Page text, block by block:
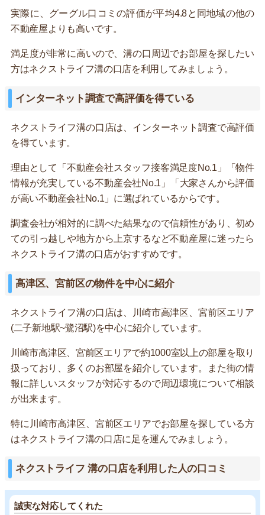
実際に、グーグル口コミの評価が平均4.8と同地域の他の
不動産屋よりも高いです。
満足度が非常に高いので、溝の口周辺でお部屋を探したい
方はネクストライフ溝の口店を利用してみましょう。
インターネット調査で高評価を得ている
ネクストライフ溝の口店は、インターネット調査で高評価
を得ています。
理由として「不動産会社スタッフ接客満足度No.1」「物件
情報が充実している不動産会社No.1」「大家さんから評価
が高い不動産会社No.1」に選ばれているからです。
調査会社が相対的に調べた結果なので信頼性があり、初め
ての引っ越しや地方から上京するなど不動産屋に迷ったら
ネクストライフ溝の口店がおすすめです。
高津区、宮前区の物件を中心に紹介
ネクストライフ溝の口店は、川崎市高津区、宮前区エリア
(二子新地駅~鷺沼駅)を中心に紹介しています。
川崎市高津区、宮前区エリアで約1000室以上の部屋を取り
扱っており、多くのお部屋を紹介しています。また街の情
報に詳しいスタッフが対応するので周辺環境について相談
が出来ます。
特に川崎市高津区、宮前区エリアでお部屋を探している方
はネクストライフ溝の口店に足を運んでみましょう。
ネクストライフ 溝の口店を利用した人の口コミ
誠実な対応してくれた